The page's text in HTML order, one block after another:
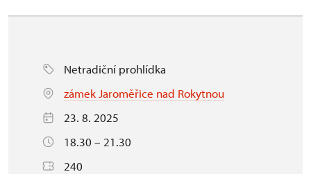
Netradiční prohlídka
zámek Jaroměřice nad Rokytnou
23. 8. 2025
18.30 – 21.30
240